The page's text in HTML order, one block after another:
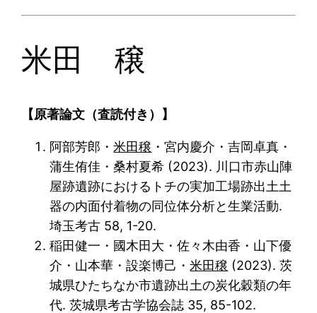
米田 穣
【原著論文（査読付き）】
阿部芳郎・米田穣 ・宮内慶介・吉岡卓真・
蒲生侑佳・桑村夏希 (2023). 川口市赤山陣
屋跡遺跡におけるトチの実加工場跡出土土
器の内面付着物の同位体分析と生業活動.
埼玉考古 58, 1-20.
稲田健一・國木田大・佐々木由香・山下優
介・山本華・設楽博己・米田穣 (2023). 茨
城県ひたちなか市遺跡出土の炭化穀類の年
代. 茨城県考古学協会誌 35, 85-102.